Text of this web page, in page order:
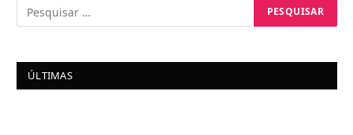
ÚLTIMAS